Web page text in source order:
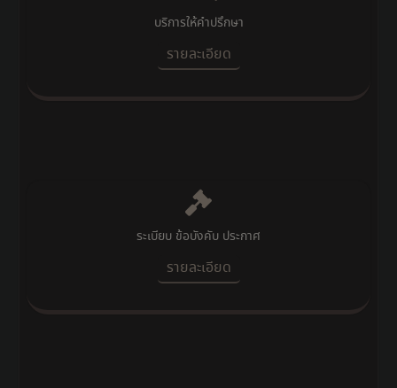
บริการให้คำปรึกษา
รายละเอียด
ระเบียบ ข้อบังคับ ประกาศ
รายละเอียด